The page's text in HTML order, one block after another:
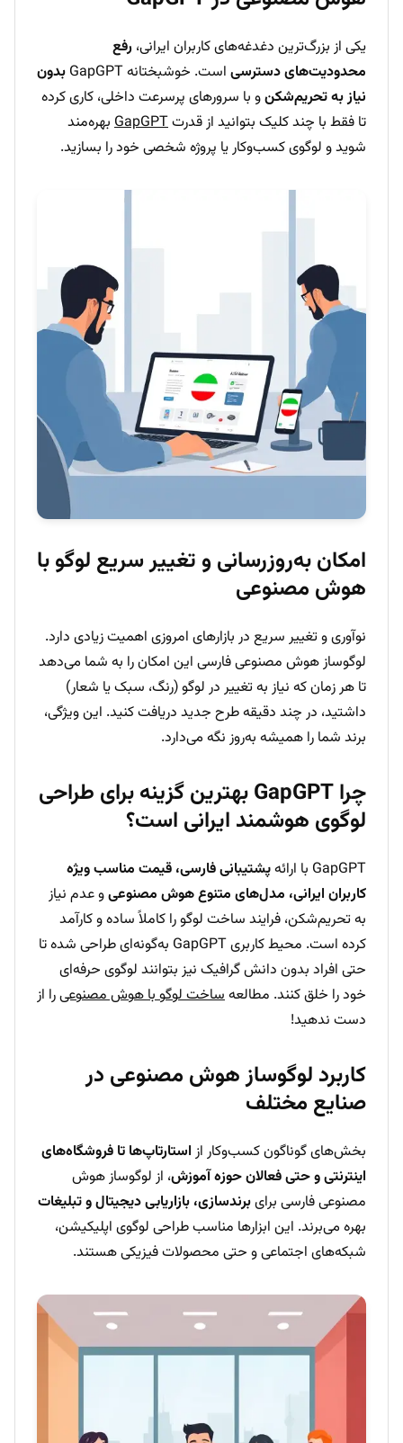
یکی از بزرگ‌ترین دغدغه‌های کاربران ایرانی، رفع
محدودیت‌های دسترسی است. خوشبختانه GapGPT
بدون
نیاز به تحریم‌شکنو با سرورهای پرسرعت داخلی، کاری کرده
تا فقط با چند کلیک بتوانید از قدرتGapGPT بهره‌مند
شوید و لوگوی کسب‌وکار یا پروژه شخصی خود را بسازید.
امکان به‌روزرسانی و تغییر سریع لوگو با
هوش مصنوعی
نوآوری و تغییر سریع در بازارهای امروزی اهمیت زیادی دارد.
لوگوساز هوش مصنوعی فارسی این امکان را به شما می‌دهد
تا هر زمان که نیاز به تغییر در لوگو (رنگ، سبک یا شعار)
داشتید، در چند دقیقه طرح جدید دریافت کنید. این ویژگی،
برند شما را همیشه به‌روز نگه می‌دارد.
چرا GapGPT بهترین گزینه برای طراحی
لوگوی هوشمند ایرانی است؟
GapGPT با ارائه
پشتیبانی فارسی، قیمت مناسب ویژه
کاربران ایرانی، مدل‌های متنوع هوش مصنوعیو عدم نیاز
به تحریم‌شکن، فرایند ساخت لوگو را کاملاً ساده و کارآمد
کرده است. محیط کاربری GapGPT به‌‌گونه‌ای طراحی شده تا
حتی افراد بدون دانش گرافیک نیز بتوانند لوگوی حرفه‌ای
خود را خلق کنند. مطالعهساخت لوگو با هوش مصنوعیرا از
دست ندهید!
کاربرد لوگوساز هوش مصنوعی در
صنایع مختلف
بخش‌های گوناگون کسب‌وکار از استارتاپ‌ها تا فروشگاه‌های
اینترنتی و حتی فعالان حوزه آموزش، از لوگوساز هوش
مصنوعی فارسی برایبرندسازی، بازاریابی دیجیتال و تبلیغات
بهره می‌برند. این ابزارها مناسب طراحی لوگوی اپلیکیشن،
شبکه‌های اجتماعی و حتی محصولات فیزیکی هستند.